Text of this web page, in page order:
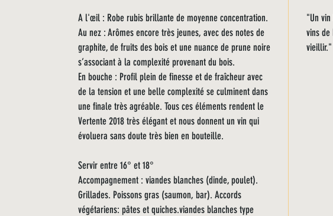
A l'œil : Robe rubis brillante de moyenne concentration.
Au nez : Arômes encore très jeunes, avec des notes de
graphite, de fruits des bois et une nuance de prune noire
s’associant à la complexité provenant du bois.
En bouche : Profil plein de finesse et de fraîcheur avec
de la tension et une belle complexité se culminent dans
une finale très agréable. Tous ces éléments rendent le
Vertente 2018 très élégant et nous donnent un vin qui
évoluera sans doute très bien en bouteille.
Servir entre 16° et 18°
Accompagnement : viandes blanches (dinde, poulet).
Grillades. Poissons gras (saumon, bar). Accords
végétariens: pâtes et quiches.viandes blanches type
"Un
vins
vieillir."